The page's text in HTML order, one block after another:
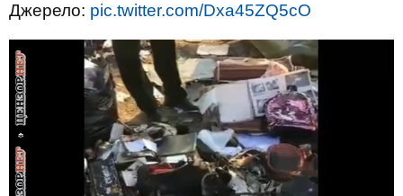
Джерело: pic.twitter.com/Dxa45ZQ5cO